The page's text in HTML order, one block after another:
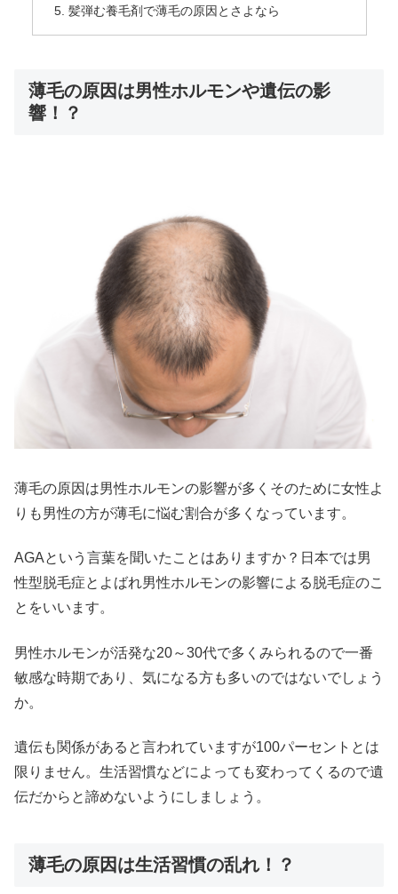
髪弾む養毛剤で薄毛の原因とさよなら
薄毛の原因は男性ホルモンや遺伝の影
響！？
薄毛の原因は男性ホルモンの影響が多くそのために女性よ
りも男性の方が薄毛に悩む割合が多くなっています。
AGAという言葉を聞いたことはありますか？日本では男
性型脱毛症とよばれ男性ホルモンの影響による脱毛症のこ
とをいいます。
男性ホルモンが活発な20～30代で多くみられるので一番
敏感な時期であり、気になる方も多いのではないでしょう
か。
遺伝も関係があると言われていますが100パーセントとは
限りません。生活習慣などによっても変わってくるので遺
伝だからと諦めないようにしましょう。
薄毛の原因は生活習慣の乱れ！？